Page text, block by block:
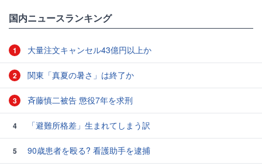
国内ニュースランキング
1 大量注文キャンセル43億円以上か
2 関東「真夏の暑さ」は終了か
3 斉藤慎二被告 懲役7年を求刑
4 「避難所格差」生まれてしまう訳
5
90歳患者を殴る? 看護助手を逮捕